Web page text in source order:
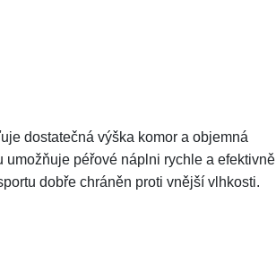
dostatečná výška komor a objemná
péřové náplni rychle a efektivně
dobře chráněn proti vnější vlhkosti.